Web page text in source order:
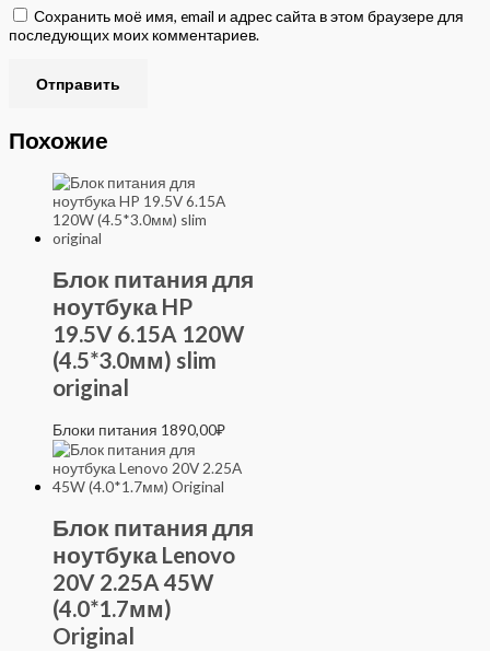
Сохранить моё имя, email и адрес сайта в этом браузере для
последующих моих комментариев.
Похожие
Блок питания для
ноутбука HP
19.5V 6.15A 120W
(4.5*3.0мм) slim
original
Блоки питания 1890,00₽
Блок питания для
ноутбука Lenovo
20V 2.25A 45W
(4.0*1.7мм)
Original